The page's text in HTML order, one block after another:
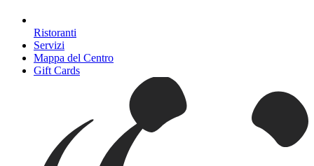
Ristoranti
Servizi
Mappa del Centro
Gift Cards